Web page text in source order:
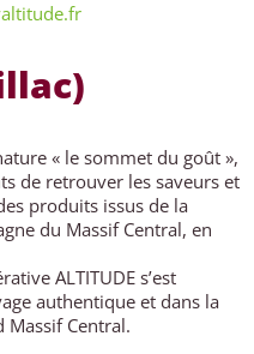
« le sommet du goût »,
de retrouver les saveurs et
produits issus de la
du Massif Central, en
ALTITUDE s’est
authentique et dans la
Central.